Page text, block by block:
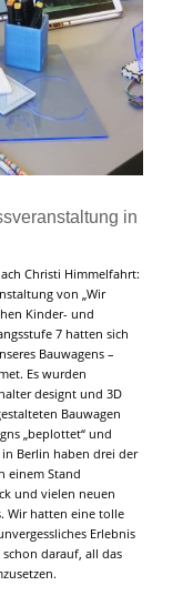
in
Christi Himmelfahrt:
von „Wir
Kinder- und
7 hatten sich
Bauwagens –
Es wurden
designt und 3D
Bauwagen
„beplottet“ und
Berlin haben drei der
einem Stand
und vielen neuen
Wir hatten eine tolle
Erlebnis
darauf, all das